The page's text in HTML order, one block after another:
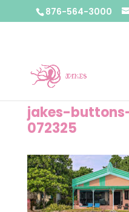
876-564-3000
jakes-
072325